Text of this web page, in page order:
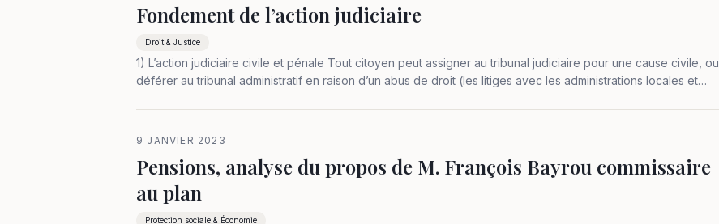
Fondement de l’action judiciaire
Droit & Justice
1) L’action judiciaire civile et pénale Tout citoyen peut assigner au tribunal judiciaire pour une cause civile, ou
déférer au tribunal administratif en raison d’un abus de droit (les litiges avec les administrations locales et
9 JANVIER 2023
Pensions, analyse du propos de M. François Bayrou commissaire
au plan
Protection sociale & Économie